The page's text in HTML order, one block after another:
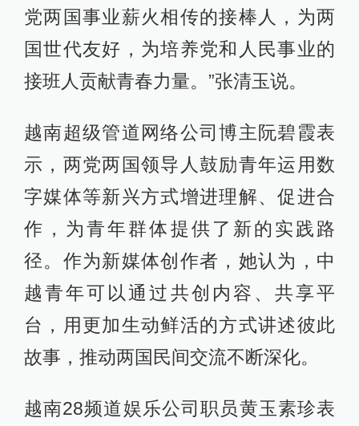
党两国事业薪火相传的接棒人，为两
国世代友好，为培养党和人民事业的
接班人贡献青春力量。”张清玉说。
越南超级管道网络公司博主阮碧霞表
示，两党两国领导人鼓励青年运用数
字媒体等新兴方式增进理解、促进合
作，为青年群体提供了新的实践路
径。作为新媒体创作者，她认为，中
越青年可以通过共创内容、共享平
台，用更加生动鲜活的方式讲述彼此
故事，推动两国民间交流不断深化。
越南28频道娱乐公司职员黄玉素珍表